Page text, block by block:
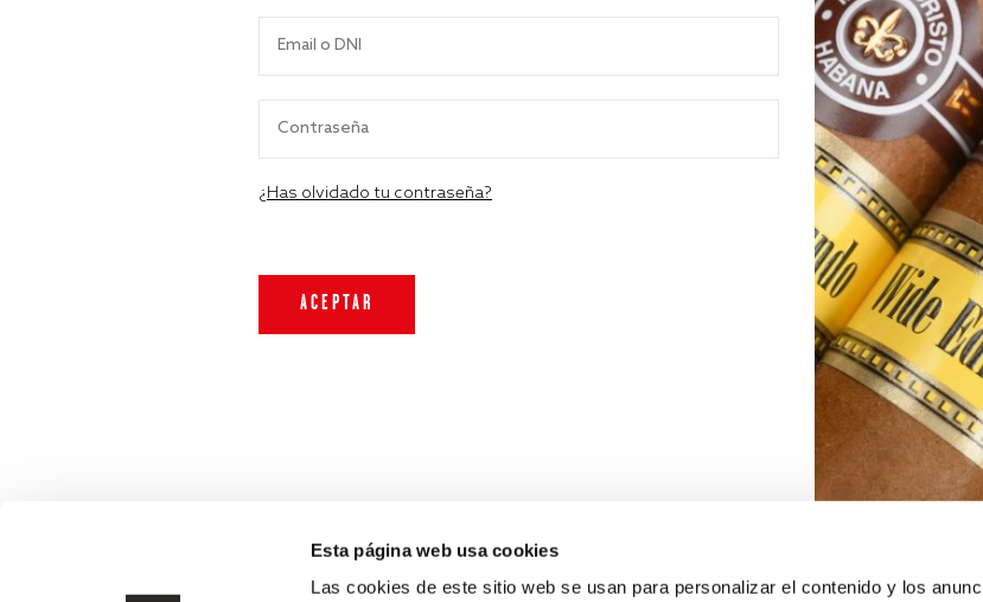
Esta página web usa cookies
Las cookies de este sitio web se usan para personalizar el contenido y los
¿Has olvidado tu contraseña?